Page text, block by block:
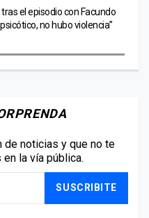
el episodio con Facundo
no hubo violencia”
noticias y que no te
la vía pública.
SUSCRIBITE